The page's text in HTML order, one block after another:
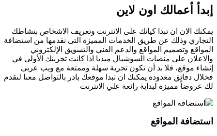
إبدأ أعمالك اون لاين
يمكنك الان ان تبدا كيانك على الانترنت وتعريف الاشخاص بنشاطك
التجاري وذلك عن طريق الخدمات المميزة التى نقدمها من استضافة
المواقع وتصميم المواقع والدعم الفني والتسويق الإلكتروني
والاعلان على منصات السوشيال ميديا اذا كانت تجربتك الأولى في
إنشاء موقع، فلا بد أن تكون تجربة سهلة وممتعة مع ويب عربي
فخلال دقائق معدودة يمكنك ان تبدا موقعك بادر بالتواصل معنا لنقدم
لك عروضاً مميزة لبداية رائعة علي الانترنت
استضافة المواقع